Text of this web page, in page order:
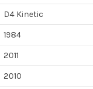
D4 Kinetic
1984
2011
2010